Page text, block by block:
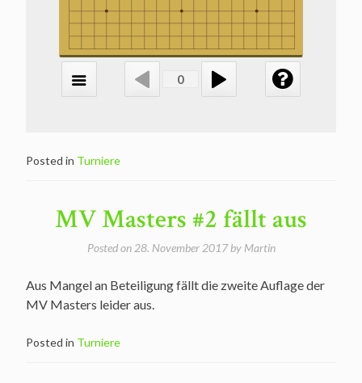
Posted in Turniere
MV Masters #2 fällt aus
Posted on 28. November 2017by Martin
Aus Mangel an Beteiligung fällt die zweite Auflage der
MV Masters leider aus.
Posted in Turniere